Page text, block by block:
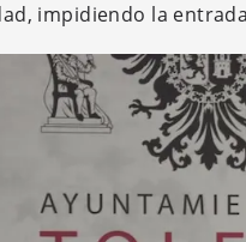
impidiendo la